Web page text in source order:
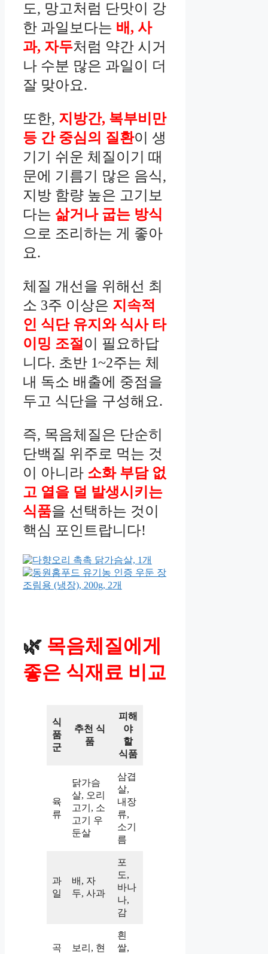
도, 망고처럼 단맛이 강
한 과일보다는 배, 사
과, 자두처럼 약간 시거
나 수분 많은 과일이 더
잘 맞아요.
또한, 지방간, 복부비만
등 간 중심의 질환이 생
기기 쉬운 체질이기 때
문에 기름기 많은 음식,
지방 함량 높은 고기보
다는 삶거나 굽는 방식
으로 조리하는 게 좋아
요.
체질 개선을 위해선 최
소 3주 이상은 지속적
인 식단 유지와 식사 타
이밍 조절이 필요하답
니다. 초반 1~2주는 체
내 독소 배출에 중점을
두고 식단을 구성해요.
즉, 목음체질은 단순히
단백질 위주로 먹는 것
이 아니라 소화 부담 없
고 열을 덜 발생시키는
식품을 선택하는 것이
핵심 포인트랍니다!
🌿 목음체질에게
좋은 식재료 비교
식
품
군
추천 식
품
피해
야
할
식품
육
류
닭가슴
살, 오리
고기, 소
고기 우
둔살
삼겹
살,
내장
류,
소기
름
과
일
배, 자
두, 사과
포
도,
바나
나,
감
곡
보리, 현
흰
쌀,